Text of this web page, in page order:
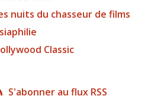
nuits du chasseur de films
Classic
S'abonner au flux RSS